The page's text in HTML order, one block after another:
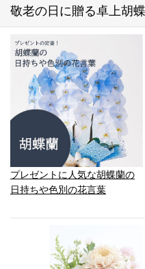
敬老の日に贈る卓上胡
プレゼントに人気な胡蝶蘭の
日持ちや色別の花言葉